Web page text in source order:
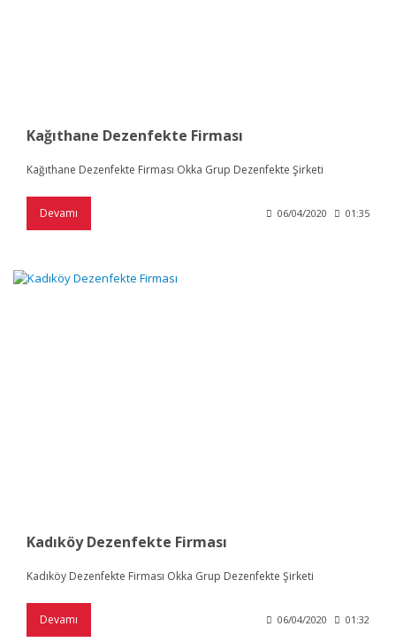
Kağıthane Dezenfekte Firması
Kağıthane Dezenfekte Firması Okka Grup Dezenfekte Şirketi
Devamı 06/04/2020 01:35
Kadıköy Dezenfekte Firması
Kadıköy Dezenfekte Firması Okka Grup Dezenfekte Şirketi
Devamı 06/04/2020 01:32